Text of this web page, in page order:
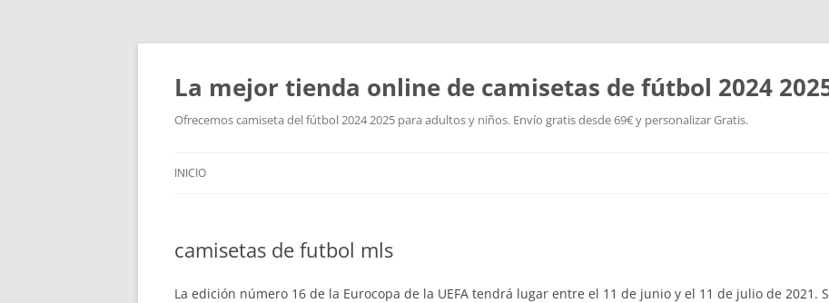
La mejor tienda online de camisetas de fútbol 2024
Ofrecemos camiseta del fútbol 2024 2025 para adultos y niños. Envío gratis desde 69€ y personalizar Gratis.
INICIO
camisetas de futbol mls
La edición número 16 de la Eurocopa de la UEFA tendrá lugar entre el 11 de junio y el 11 de julio de 2021.